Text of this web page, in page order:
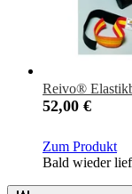
Reivo®
52,00 €
Zum Produkt
Bald wieder